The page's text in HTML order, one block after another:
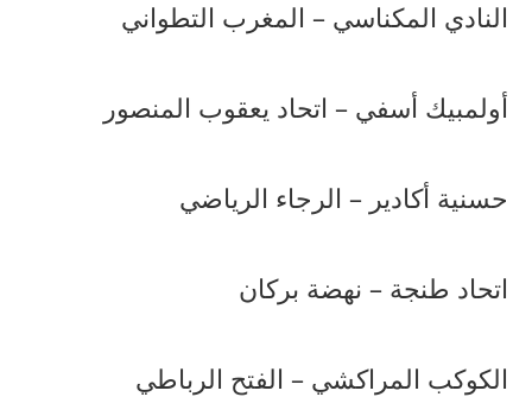
النادي المكناسي – المغرب التطواني
أولمبيك أسفي – اتحاد يعقوب المنصور
حسنية أكادير – الرجاء الرياضي
اتحاد طنجة – نهضة بركان
الكوكب المراكشي – الفتح الرباطي